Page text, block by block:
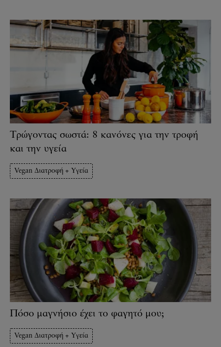
Τρώγοντας σωστά: 8 κανόνες για την τροφή
και την υγεία
Vegan Διατροφή + Υγεία
Πόσο μαγνήσιο έχει το φαγητό μου;
Vegan Διατροφή + Υγεία